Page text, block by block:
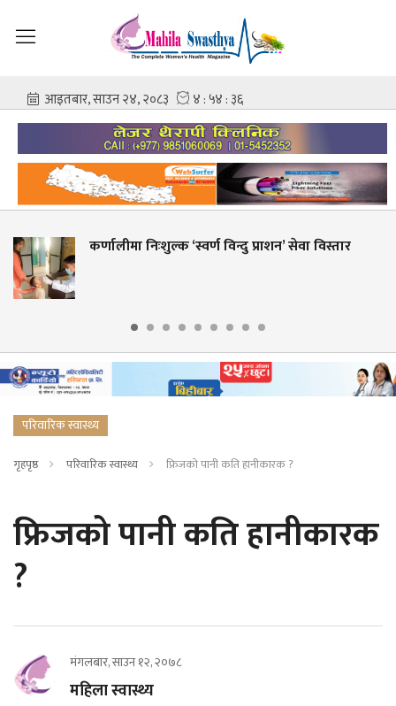
‘स्वर्ण विन्दु प्राशन’ सेवा विस्तार
शहीद गंगालाल
परिवारिक स्वास्थ्य
गृहपृष्ठ परिवारिक स्वास्थ्य फ्रिजको पानी कति हानीकारक ?
फ्रिजको पानी कति हानीकारक
?
मंगलबार, साउन १२, २०७८
महिला स्वास्थ्य